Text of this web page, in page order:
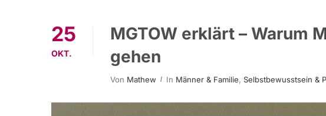
25
OKT.
MGTOW erklärt – Warum
gehen
Von Mathew In Männer & Familie, Selbstbewusstsein &